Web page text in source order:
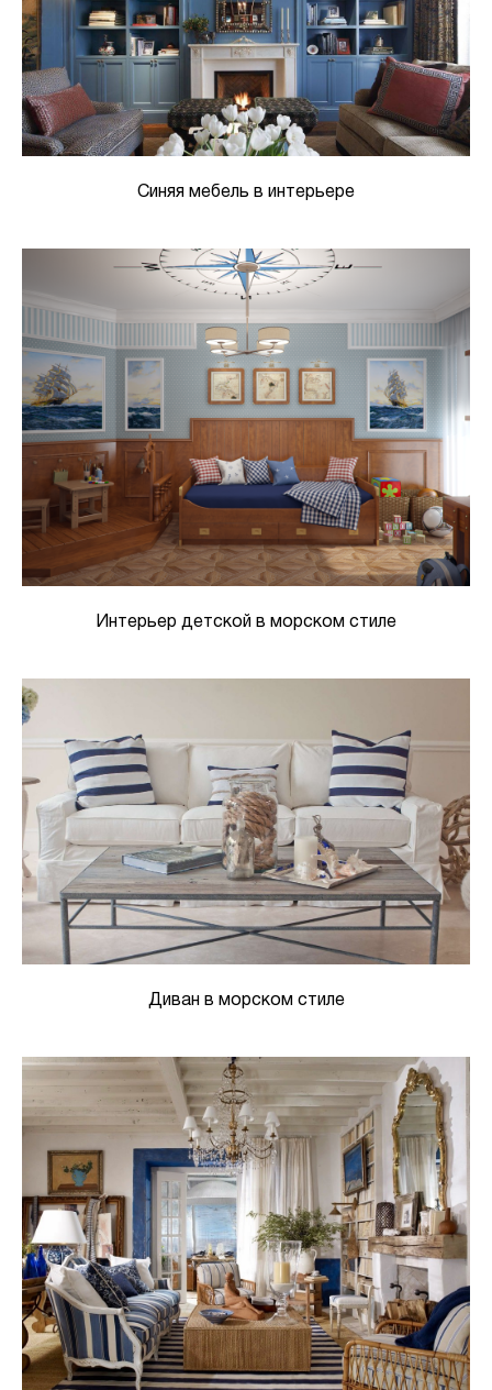
Синяя мебель в интерьере
Интерьер детской в морском стиле
Диван в морском стиле